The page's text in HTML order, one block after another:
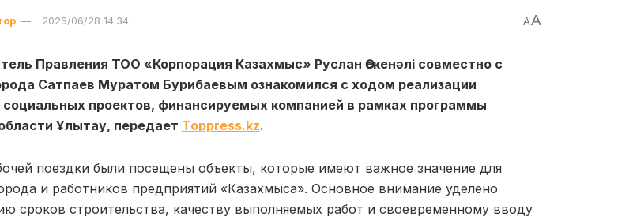
2026/06/28 14:34 AA
Правления ТОО «Корпорация Казахмыс» Руслан Өскенәлі совместно с
Сатпаев Муратом Бурибаевым ознакомился с ходом реализации
проектов, финансируемых компанией в рамках программы
Ұлытау, передает Toppress.kz.
поездки были посещены объекты, которые имеют важное значение для
и работников предприятий «Казахмыса». Основное внимание уделено
сроков строительства, качеству выполняемых работ и своевременному вводу